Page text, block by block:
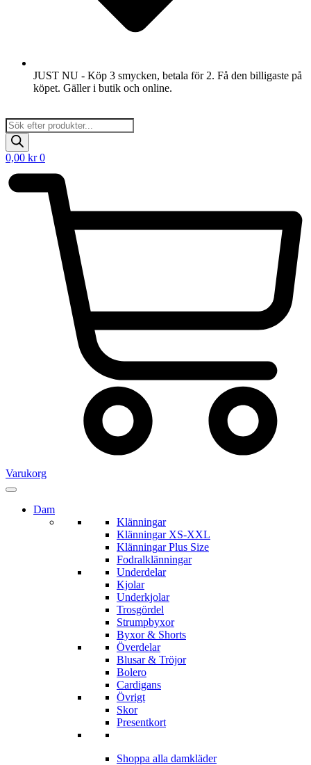
JUST NU - Köp 3 smycken, betala för 2. Få den billigaste på
köpet. Gäller i butik och online.
Products
search
0,00 kr 0
Varukorg
Dam
Klänningar
Klänningar XS-XXL
Klänningar Plus Size
Fodralklänningar
Underdelar
Kjolar
Underkjolar
Trosgördel
Strumpbyxor
Byxor & Shorts
Överdelar
Blusar & Tröjor
Bolero
Cardigans
Övrigt
Skor
Presentkort
Shoppa alla damkläder